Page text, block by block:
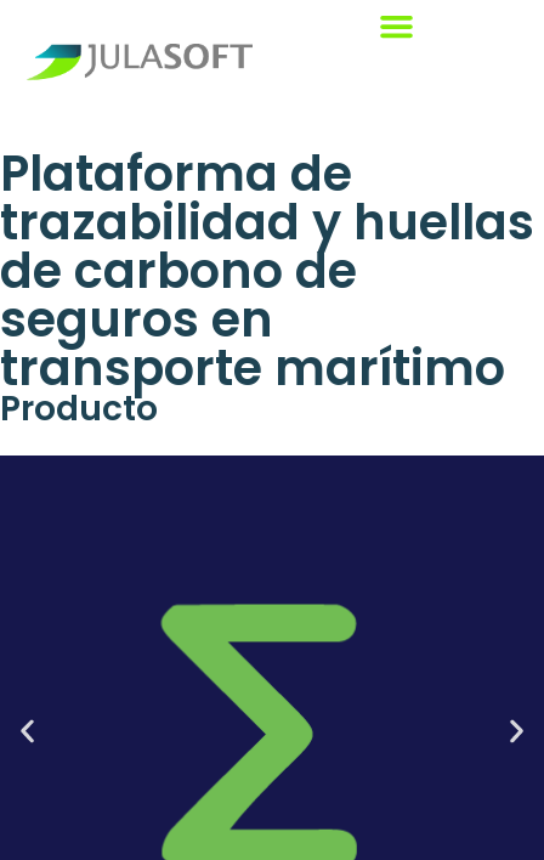
Plataforma de
trazabilidad y huellas
de carbono de
seguros en
transporte marítimo
Producto